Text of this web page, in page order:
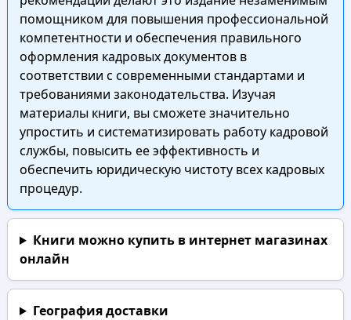
помощником для повышения профессиональной
компетентности и обеспечения правильного
оформления кадровых документов в
соответствии с современными стандартами и
требованиями законодательства. Изучая
материалы книги, вы сможете значительно
упростить и систематизировать работу кадровой
службы, повысить ее эффективность и
обеспечить юридическую чистоту всех кадровых
процедур.
Книги можно купить в интернет магазинах
онлайн
География доставки